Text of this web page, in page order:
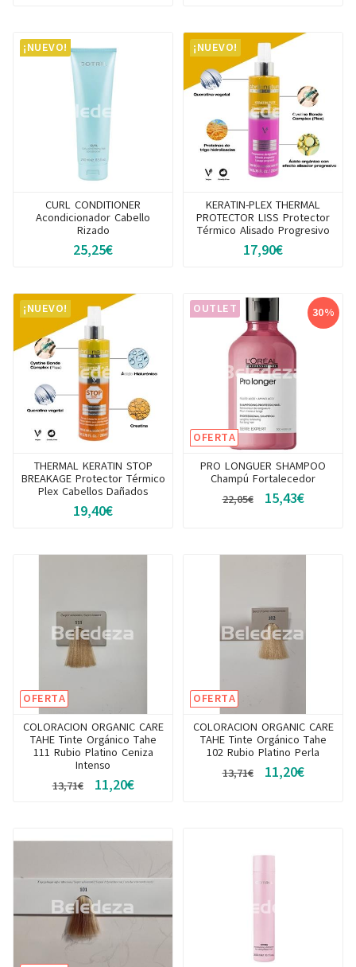
¡NUEVO!
CURL CONDITIONER
Acondicionador Cabello
Rizado
25,25€
¡NUEVO!
KERATIN-PLEX THERMAL
PROTECTOR LISS Protector
Térmico Alisado Progresivo
17,90€
¡NUEVO!
THERMAL KERATIN STOP
BREAKAGE Protector Térmico
Plex Cabellos Dañados
19,40€
30%
OFERTA
OUTLET
PRO LONGUER SHAMPOO
Champú Fortalecedor
22,05€
15,43€
OFERTA
COLORACION ORGANIC CARE
TAHE Tinte Orgánico Tahe
111 Rubio Platino Ceniza
Intenso
13,71€
11,20€
OFERTA
COLORACION ORGANIC CARE
TAHE Tinte Orgánico Tahe
102 Rubio Platino Perla
13,71€
11,20€